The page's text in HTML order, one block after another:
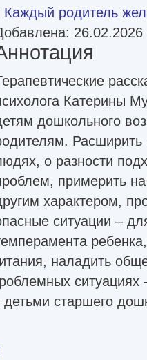
Каждый родитель
26.02.2026
Катерины
дошкольного
о разности
примерить
характером,
ситуации –
наладить
ситуациях
старшего